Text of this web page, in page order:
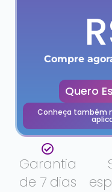
Compre
Quero
Conheça também
Garantia
de 7 dias